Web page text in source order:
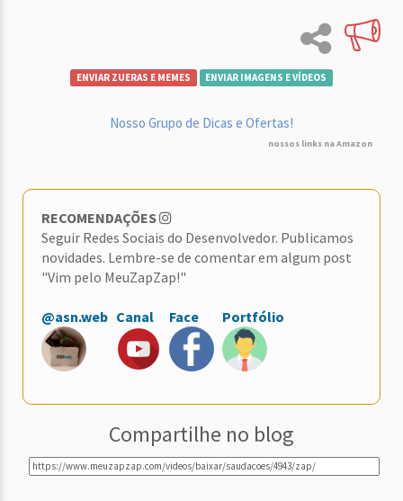
ENVIAR ZUERAS E MEMES ENVIAR IMAGENS E VÍDEOS
Nosso Grupo de Dicas e Ofertas!
nossos links na Amazon
RECOMENDAÇÕES
Seguir Redes Sociais do Desenvolvedor. Publicamos
novidades. Lembre-se de comentar em algum post
"Vim pelo MeuZapZap!"
@asn.web Canal Face Portfólio
Compartilhe no blog